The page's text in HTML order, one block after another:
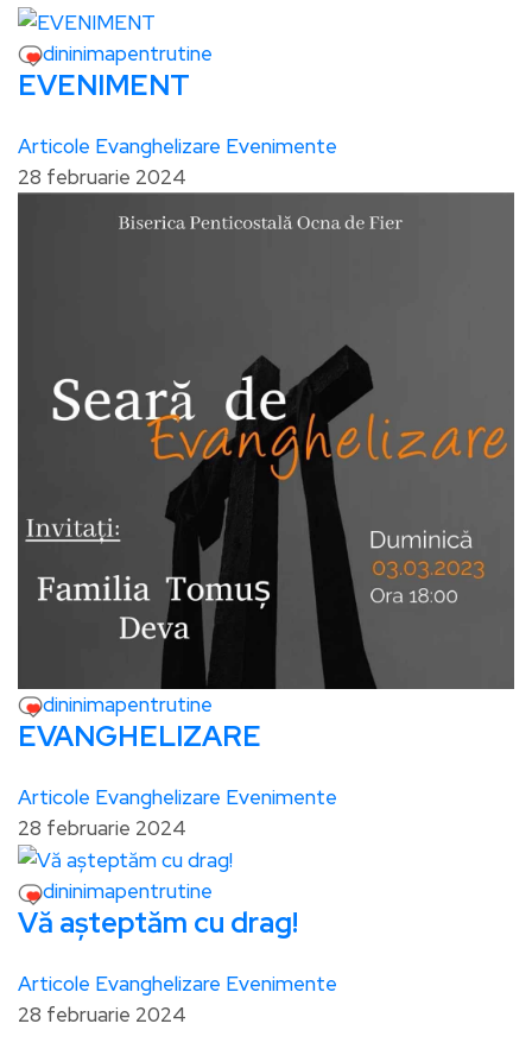
dininimapentrutine
EVENIMENT
Articole Evanghelizare Evenimente
28 februarie 2024
dininimapentrutine
EVANGHELIZARE
Articole Evanghelizare Evenimente
28 februarie 2024
dininimapentrutine
Vă așteptăm cu drag!
Articole Evanghelizare Evenimente
28 februarie 2024